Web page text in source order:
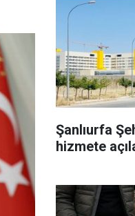
Şanlıurfa
hizmete